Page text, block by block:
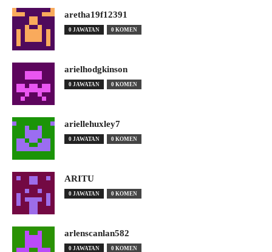
aretha19f12391
0 JAWATAN 0 KOMEN
arielhodgkinson
0 JAWATAN 0 KOMEN
ariellehuxley7
0 JAWATAN 0 KOMEN
ARITU
0 JAWATAN 0 KOMEN
arlenscanlan582
0 JAWATAN 0 KOMEN